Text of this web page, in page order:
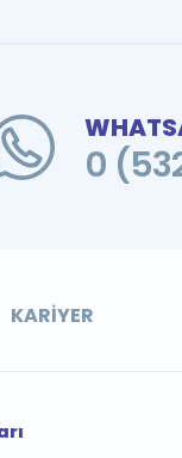
0
KARIYER